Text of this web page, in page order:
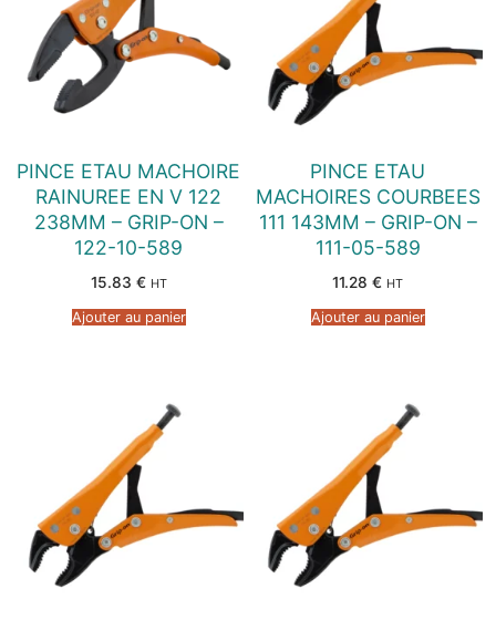
PINCE ETAU MACHOIRE
RAINUREE EN V 122
238MM – GRIP-ON –
122-10-589
15.83 € HT
Ajouter au panier
PINCE ETAU
MACHOIRES COURBEES
111 143MM – GRIP-ON –
111-05-589
11.28 € HT
Ajouter au panier